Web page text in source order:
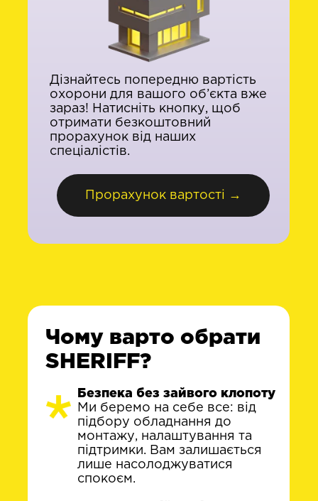
Прорахунок вартості →
Дізнайтесь попередню вартість
охорони для вашого об’єкта вже
зараз! Натисніть кнопку, щоб
отримати безкоштовний
прорахунок від наших
спеціалістів.
Чому варто обрати
SHERIFF?
Безпека без зайвого клопоту
Ми беремо на себе все: від
підбору обладнання до
монтажу, налаштування та
підтримки. Вам залишається
лише насолоджуватися
спокоєм.